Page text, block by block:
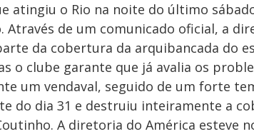
atingiu o Rio na noite do último
Através de um comunicado oficial, a
da cobertura da arquibancada do
o clube garante que já avalia os
um vendaval, seguido de um forte
do dia 31 e destruiu inteiramente a
A diretoria do América esteve